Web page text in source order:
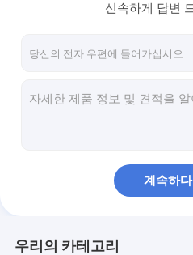
초침 크랭크축
사용된 연료 분사 펌프
초침 교류 발전기
신속하게 답변
계속하다
우리의 카테고리